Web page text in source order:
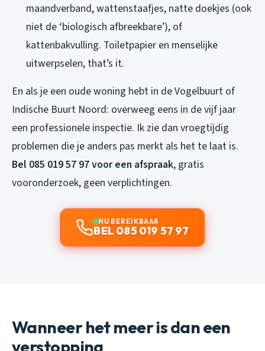
maandverband, wattenstaafjes, natte doekjes (ook
niet de ‘biologisch afbreekbare’), of
kattenbakvulling. Toiletpapier en menselijke
uitwerpselen, that’s it.
En als je een oude woning hebt in de Vogelbuurt of
Indische Buurt Noord: overweeg eens in de vijf jaar
een professionele inspectie. Ik zie dan vroegtijdig
problemen die je anders pas merkt als het te laat is.
Bel 085 019 57 97 voor een afspraak, gratis
vooronderzoek, geen verplichtingen.
NU BEREIKBAAR
BEL 085 019 57 97
Wanneer het meer is dan een
verstopping